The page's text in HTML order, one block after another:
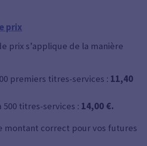
prix
prix s’applique de la manière
premiers titres-services : 11,40
500 titres-services : 14,00 €.
montant correct pour vos futures